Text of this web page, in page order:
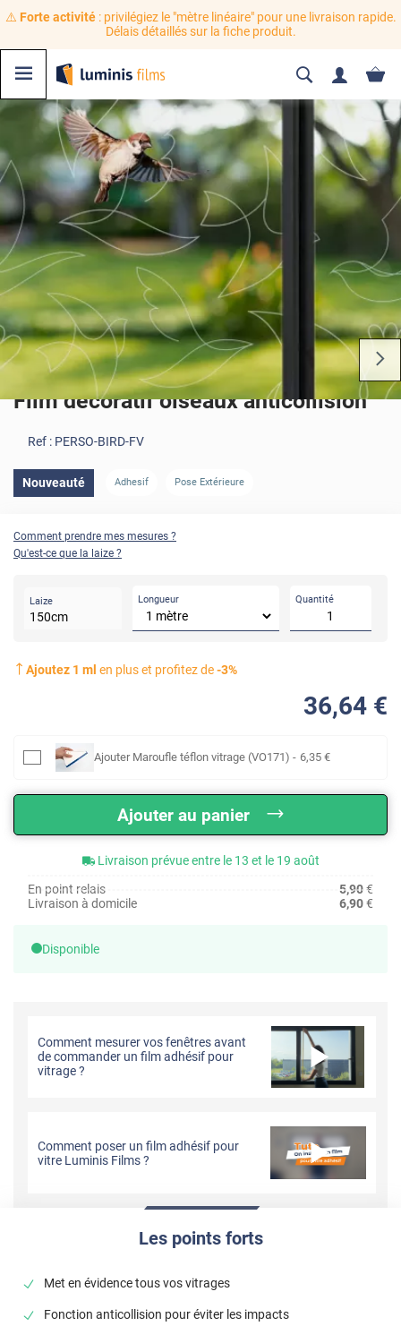
⚠️ Forte activité: privilégiez le "mètre linéaire" pour une livraison rapide.
Délais détaillés sur la fiche produit.
Film décoratif oiseaux anticollision
Ref : PERSO-BIRD-FV
Nouveauté Adhesif Pose Extérieure
Comment prendre mes mesures ?
Qu'est-ce que la laize ?
Laize
150cm
Longueur Quantité
Ajoutez 1 ml en plus et profitez de-3%
36,64 €
Ajouter Maroufle téflon vitrage (VO171) - 6,35 €
Ajouter au panier
Livraison prévue entre le 13 et le 19 août
En point relais
5,90€
Livraison à domicile
6,90€
Disponible
Comment mesurer vos fenêtres avant
de commander un film adhésif pour
vitrage ?
Comment poser un film adhésif pour
vitre Luminis Films ?
Les points forts
Met en évidence tous vos vitrages
Fonction anticollision pour éviter les impacts